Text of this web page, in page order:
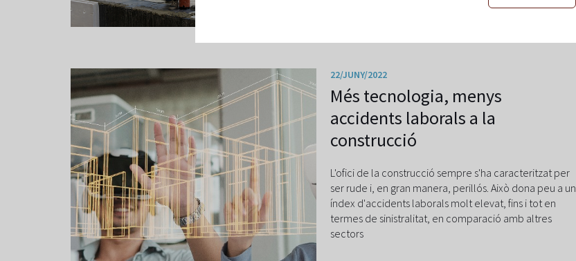
22/JUNY/2022
Més tecnologia, menys
accidents laborals a la
construcció
L'ofici de la construcció sempre s'ha caracteritzat per
ser rude i, en gran manera, perillós. Això dona peu a un
índex d'accidents laborals molt elevat, fins i tot en
termes de sinistralitat, en comparació amb altres
sectors